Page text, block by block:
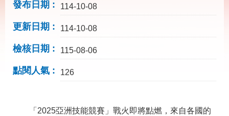
區
其
他
站
首
English
發布日期 114-10-08
更新日期 114-10-08
檢核日期 115-08-06
點閱人氣 126
「2025亞洲技能競賽」戰火即將點燃，來自各國的